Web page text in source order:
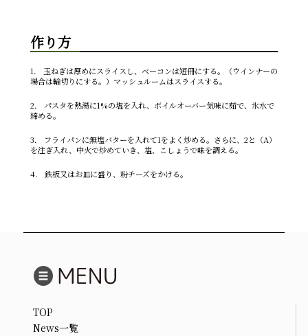
作り方
1． 玉ねぎは厚めにスライスし、ベーコンは短冊にする。（ウインナーの
場合は輪切りにする。）マッシュルームはスライスする。
2． パスタを熱湯に1%の塩を入れ、ボイルオーバー気味に茹で、氷水で
締める。
3． フライパンに無塩バターを入れて1をよく炒める。さらに、2と（A）
を注ぎ入れ、中火で炒めていき、塩、こしょうで味を調える。
4． 鉄板又はお皿に盛り、粉チーズをかける。
TOP
News一覧